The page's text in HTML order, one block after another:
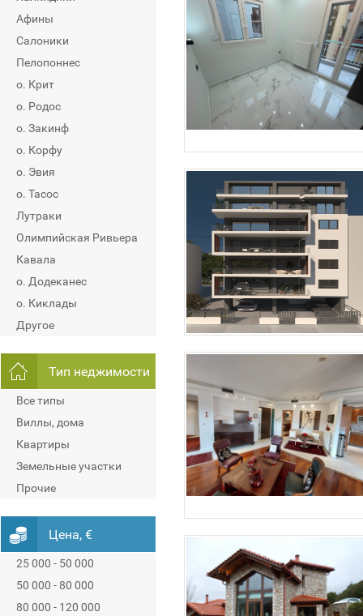
Афины
Салоники
Пелопоннес
о. Крит
о. Родос
о. Закинф
о. Корфу
о. Эвия
о. Тасос
Лутраки
Олимпийская Ривьера
Кавала
о. Додеканес
о. Киклады
Другое
Тип неджимости
Все типы
Виллы, дома
Квартиры
Земельные участки
Прочие
Цена, €
25 000 - 50 000
50 000 - 80 000
80 000 - 120 000